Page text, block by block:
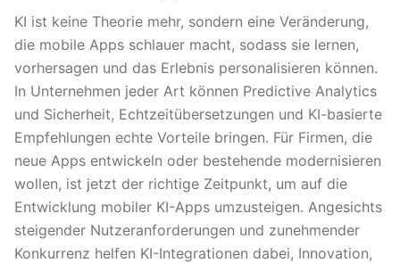
KI ist keine Theorie mehr, sondern eine Veränderung,
die mobile Apps schlauer macht, sodass sie lernen,
vorhersagen und das Erlebnis personalisieren können.
In Unternehmen jeder Art können Predictive Analytics
und Sicherheit, Echtzeitübersetzungen und KI-basierte
Empfehlungen echte Vorteile bringen. Für Firmen, die
neue Apps entwickeln oder bestehende modernisieren
wollen, ist jetzt der richtige Zeitpunkt, um auf die
Entwicklung mobiler KI-Apps umzusteigen. Angesichts
steigender Nutzeranforderungen und zunehmender
Konkurrenz helfen KI-Integrationen dabei, Innovation,